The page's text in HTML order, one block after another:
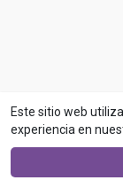
Este sitio web
experiencia en